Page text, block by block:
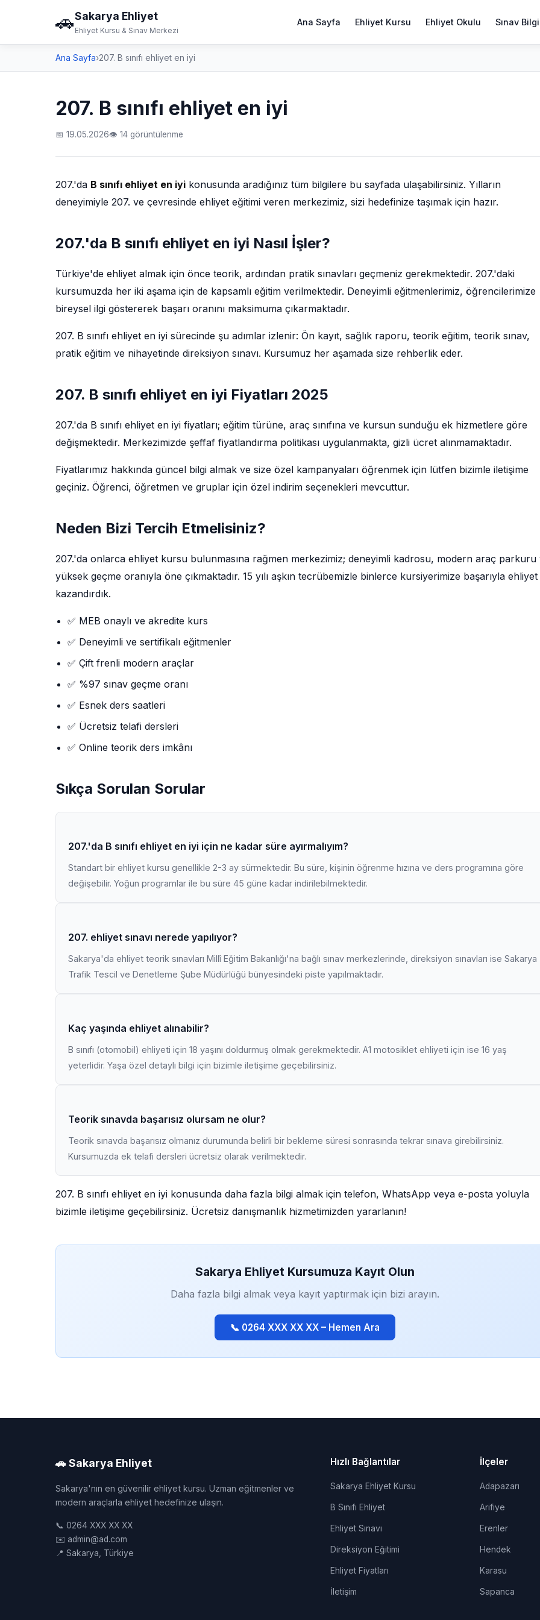
🚗Sakarya Ehliyet
Ehliyet Kursu & Sınav Merkezi
Ana Sayfa Ehliyet Kursu Ehliyet Okulu Sınav
Ana Sayfa›207. B sınıfı ehliyet en iyi
207. B sınıfı ehliyet en iyi
📅 19.05.2026👁 14 görüntülenme
207.'da B sınıfı ehliyet en iyi konusunda aradığınız tüm bilgilere bu sayfada ulaşabilirsiniz. Yılların
deneyimiyle 207. ve çevresinde ehliyet eğitimi veren merkezimiz, sizi hedefinize taşımak için hazır.
207.'da B sınıfı ehliyet en iyi Nasıl İşler?
Türkiye'de ehliyet almak için önce teorik, ardından pratik sınavları geçmeniz gerekmektedir. 207.'daki
kursumuzda her iki aşama için de kapsamlı eğitim verilmektedir. Deneyimli eğitmenlerimiz, öğrencilerimize
bireysel ilgi göstererek başarı oranını maksimuma çıkarmaktadır.
207. B sınıfı ehliyet en iyi sürecinde şu adımlar izlenir: Ön kayıt, sağlık raporu, teorik eğitim, teorik sınav,
pratik eğitim ve nihayetinde direksiyon sınavı. Kursumuz her aşamada size rehberlik eder.
207. B sınıfı ehliyet en iyi Fiyatları 2025
207.'da B sınıfı ehliyet en iyi fiyatları; eğitim türüne, araç sınıfına ve kursun sunduğu ek hizmetlere göre
değişmektedir. Merkezimizde şeffaf fiyatlandırma politikası uygulanmakta, gizli ücret alınmamaktadır.
Fiyatlarımız hakkında güncel bilgi almak ve size özel kampanyaları öğrenmek için lütfen bizimle iletişime
geçiniz. Öğrenci, öğretmen ve gruplar için özel indirim seçenekleri mevcuttur.
Neden Bizi Tercih Etmelisiniz?
207.'da onlarca ehliyet kursu bulunmasına rağmen merkezimiz; deneyimli kadrosu, modern araç parkuru
yüksek geçme oranıyla öne çıkmaktadır. 15 yılı aşkın tecrübemizle binlerce kursiyerimize başarıyla ehliyet
kazandırdık.
✅ MEB onaylı ve akredite kurs
✅ Deneyimli ve sertifikalı eğitmenler
✅ Çift frenli modern araçlar
✅ %97 sınav geçme oranı
✅ Esnek ders saatleri
✅ Ücretsiz telafi dersleri
✅ Online teorik ders imkânı
Sıkça Sorulan Sorular
207.'da B sınıfı ehliyet en iyi için ne kadar süre ayırmalıyım?
Standart bir ehliyet kursu genellikle 2-3 ay sürmektedir. Bu süre, kişinin öğrenme hızına ve ders programına göre
değişebilir. Yoğun programlar ile bu süre 45 güne kadar indirilebilmektedir.
207. ehliyet sınavı nerede yapılıyor?
Sakarya'da ehliyet teorik sınavları Millî Eğitim Bakanlığı'na bağlı sınav merkezlerinde, direksiyon sınavları ise Sakarya
Trafik Tescil ve Denetleme Şube Müdürlüğü bünyesindeki piste yapılmaktadır.
Kaç yaşında ehliyet alınabilir?
B sınıfı (otomobil) ehliyeti için 18 yaşını doldurmuş olmak gerekmektedir. A1 motosiklet ehliyeti için ise 16 yaş
yeterlidir. Yaşa özel detaylı bilgi için bizimle iletişime geçebilirsiniz.
Teorik sınavda başarısız olursam ne olur?
Teorik sınavda başarısız olmanız durumunda belirli bir bekleme süresi sonrasında tekrar sınava girebilirsiniz.
Kursumuzda ek telafi dersleri ücretsiz olarak verilmektedir.
207. B sınıfı ehliyet en iyi konusunda daha fazla bilgi almak için telefon, WhatsApp veya e-posta yoluyla
bizimle iletişime geçebilirsiniz. Ücretsiz danışmanlık hizmetimizden yararlanın!
Sakarya Ehliyet Kursumuza Kayıt Olun
Daha fazla bilgi almak veya kayıt yaptırmak için bizi arayın.
📞 0264 XXX XX XX – Hemen Ara
🚗 Sakarya Ehliyet
Sakarya'nın en güvenilir ehliyet kursu. Uzman eğitmenler ve
modern araçlarla ehliyet hedefinize ulaşın.
📞 0264 XXX XX XX
✉️ admin@ad.com
📍 Sakarya, Türkiye
Hızlı Bağlantılar
Sakarya Ehliyet Kursu
B Sınıfı Ehliyet
Ehliyet Sınavı
Direksiyon Eğitimi
Ehliyet Fiyatları
İletişim
İlçeler
Adapazarı
Arifiye
Erenler
Hendek
Karasu
Sapanca